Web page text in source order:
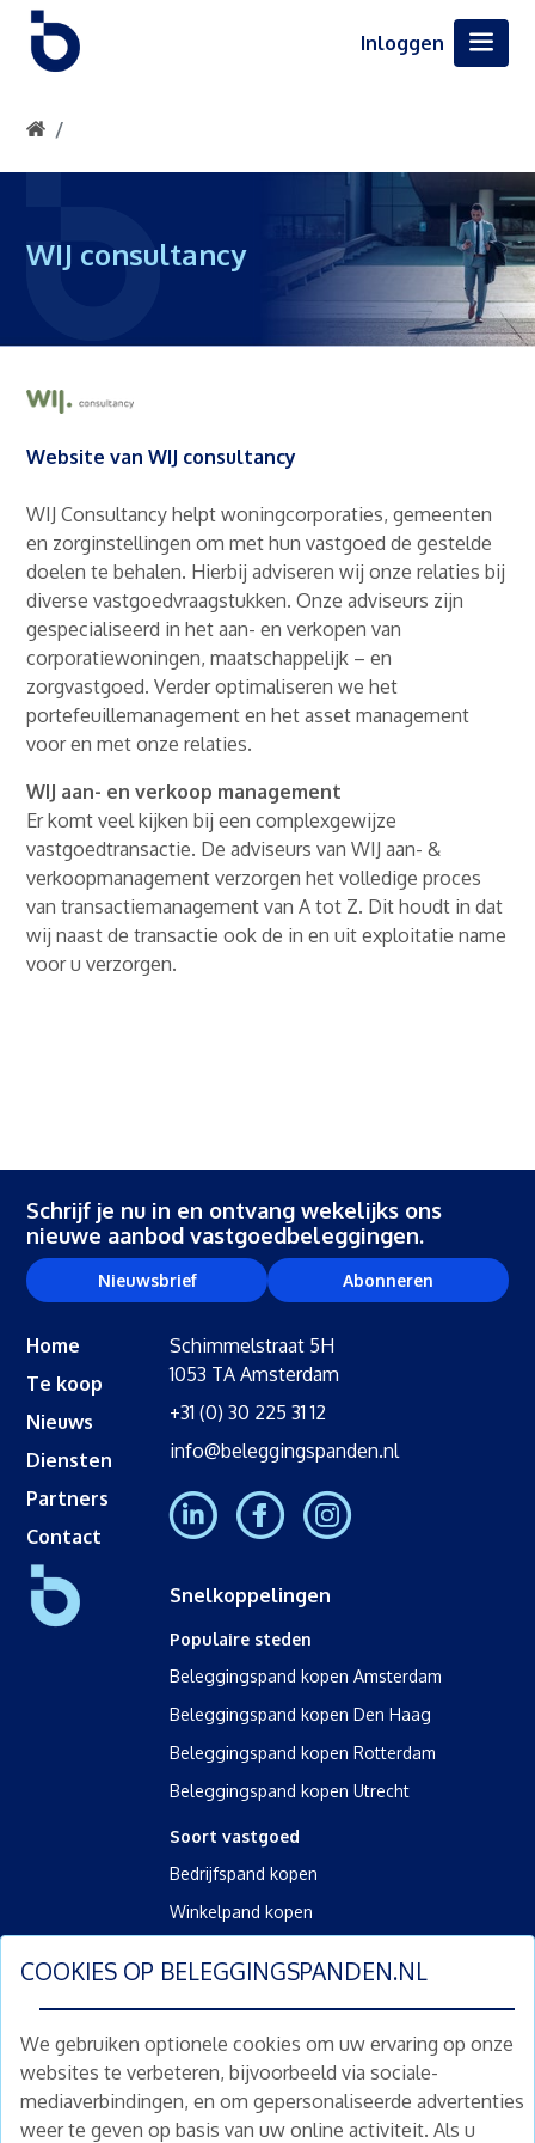
COOKIES OP BELEGGINGSPANDEN.NL
We gebruiken optionele cookies om uw ervaring op onze
websites te verbeteren, bijvoorbeeld via sociale-
mediaverbindingen, en om gepersonaliseerde advertenties
weer te geven op basis van uw online activiteit. Als u
Inloggen
WIJ consultancy
Website van WIJ consultancy
WIJ Consultancy helpt woningcorporaties, gemeenten
en zorginstellingen om met hun vastgoed de gestelde
doelen te behalen. Hierbij adviseren wij onze relaties bij
diverse vastgoedvraagstukken. Onze adviseurs zijn
gespecialiseerd in het aan- en verkopen van
corporatiewoningen, maatschappelijk – en
zorgvastgoed. Verder optimaliseren we het
portefeuillemanagement en het asset management
voor en met onze relaties.
WIJ aan- en verkoop management
Er komt veel kijken bij een complexgewijze
vastgoedtransactie. De adviseurs van WIJ aan- &
verkoopmanagement verzorgen het volledige proces
van transactiemanagement van A tot Z. Dit houdt in dat
wij naast de transactie ook de in en uit exploitatie name
voor u verzorgen.
Schrijf je nu in en ontvang wekelijks ons
nieuwe aanbod vastgoedbeleggingen.
Nieuwsbrief Abonneren
Home
Te koop
Nieuws
Diensten
Partners
Contact
Schimmelstraat 5H
1053 TA Amsterdam
+31 (0) 30 225 31 12
info@beleggingspanden.nl
Snelkoppelingen
Populaire steden
Beleggingspand kopen Amsterdam
Beleggingspand kopen Den Haag
Beleggingspand kopen Rotterdam
Beleggingspand kopen Utrecht
Soort vastgoed
Bedrijfspand kopen
Winkelpand kopen
Overig
Diensten